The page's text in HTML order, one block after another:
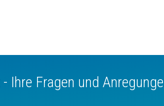
- Ihre Fragen und